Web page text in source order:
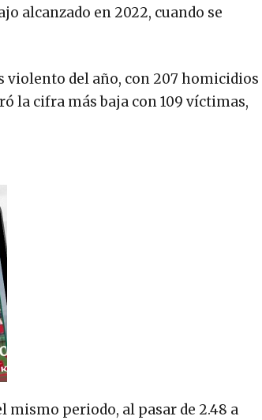
alcanzado en 2022, cuando se
violento del año, con 207 homicidios
la cifra más baja con 109 víctimas,
periodo, al pasar de 2.48 a